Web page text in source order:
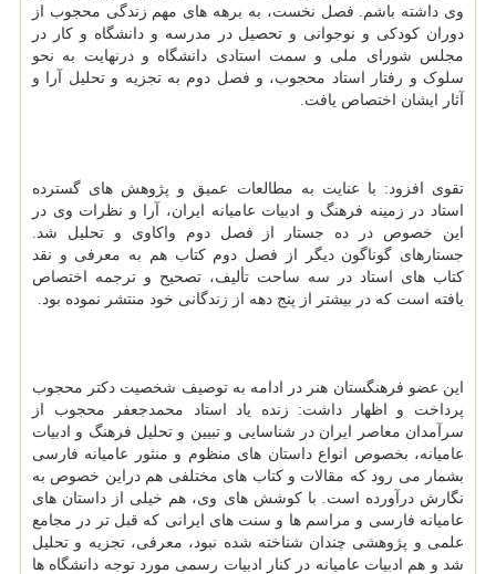
وی داشته باشم. فصل نخست، به برهه های مهم زندگی محجوب از
دوران کودکی و نوجوانی و تحصیل در مدرسه و دانشگاه و کار در
مجلس شورای ملی و سمت استادی دانشگاه و درنهایت به نحو
سلوک و رفتار استاد محجوب، و فصل دوم به تجزیه و تحلیل آرا و
آثار ایشان اختصاص یافت.
تقوی افزود: با عنایت به مطالعات عمیق و پژوهش های گسترده
استاد در زمینه فرهنگ و ادبیات عامیانه ایران، آرا و نظرات وی در
این خصوص در ده جستار از فصل دوم واکاوی و تحلیل شد.
جستارهای گوناگون دیگر از فصل دوم کتاب هم به معرفی و نقد
کتاب های استاد در سه ساحت تألیف، تصحیح و ترجمه اختصاص
یافته است که در بیشتر از پنج دهه از زندگانی خود منتشر نموده بود.
این عضو فرهنگستان هنر در ادامه به توصیف شخصیت دکتر محجوب
پرداخت و اظهار داشت: زنده یاد استاد محمدجعفر محجوب از
سرآمدان معاصر ایران در شناسایی و تبیین و تحلیل فرهنگ و ادبیات
عامیانه، بخصوص انواع داستان های منظوم و منثور عامیانه فارسی
بشمار می رود که مقالات و کتاب های مختلفی هم دراین خصوص به
نگارش درآورده است. با کوشش های وی، هم خیلی از داستان های
عامیانه فارسی و مراسم ها و سنت های ایرانی که قبل تر در مجامع
علمی و پژوهشی چندان شناخته شده نبود، معرفی، تجزیه و تحلیل
شد و هم ادبیات عامیانه در کنار ادبیات رسمی مورد توجه دانشگاه ها